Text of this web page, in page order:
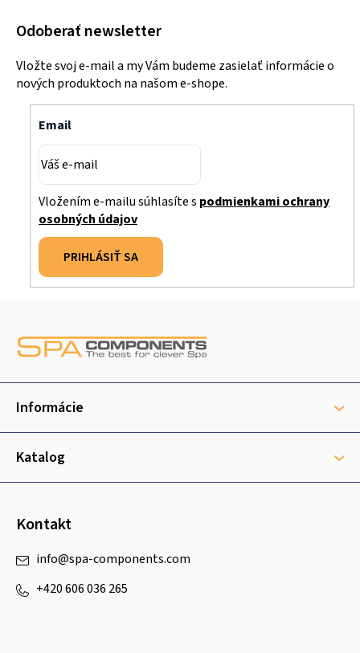
Odoberať newsletter
Vložte svoj e-mail a my Vám budeme zasielať informácie o
nových produktoch na našom e-shope.
Email
Vložením e-mailu súhlasíte s podmienkami ochrany
osobných údajov
PRIHLÁSIŤ SA
ä
i
Informácie
Katalog
Kontakt
info@spa-components.com
+420 606 036 265